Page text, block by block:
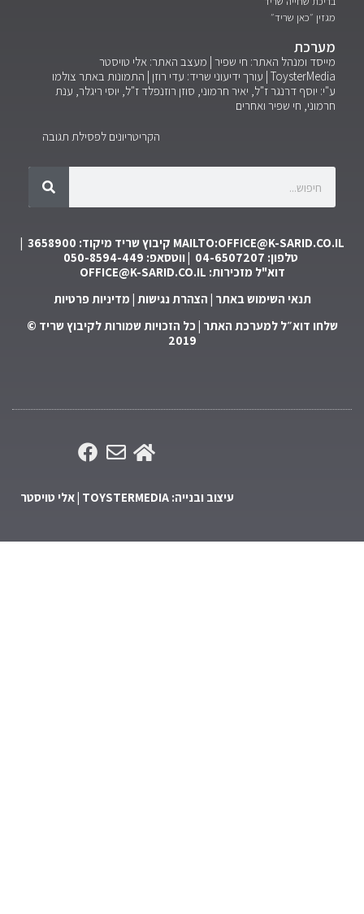
״כאן שריד״
ומנהל האתר: חי שפיר | מעצב האתר: אלי טויסטר
עורך ידיעוני שריד: עדי רוזן | התמונות באתר צולמו
דרנגר ז"ל, יאיר חרמוני, סוזן רוזנפלד ז"ל, יוסי ריגלר, ענת
חי שפיר ואחרים
הקריטריונים לפסילת תגובה
MAILTO:OFFICE@K-
קיבוץ שריד מיקוד: 3658900 |
דוא"ל מזכירות:OFFICE@K-SARID.CO.IL
תנאי השימוש באתר|הצהרת נגישות|מדיניות פרטיות
דוא״ל למערכת האתר| כל הזכויות שמורות לקיבוץ שריד ©
עיצוב ובנייה: TOYSTERMEDIA | אלי טויסטר